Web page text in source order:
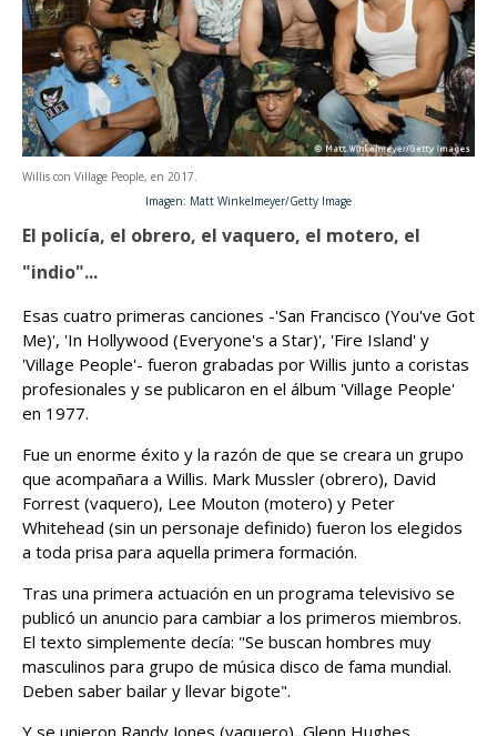
Willis con Village People, en 2017.
Imagen: Matt Winkelmeyer/Getty Image
El policía, el obrero, el vaquero, el motero, el
"indio"...
Esas cuatro primeras canciones -'San Francisco (You've Got
Me)', 'In Hollywood (Everyone's a Star)', 'Fire Island' y
'Village People'- fueron grabadas por Willis junto a coristas
profesionales y se publicaron en el álbum 'Village People'
en 1977.
Fue un enorme éxito y la razón de que se creara un grupo
que acompañara a Willis. Mark Mussler (obrero), David
Forrest (vaquero), Lee Mouton (motero) y Peter
Whitehead (sin un personaje definido) fueron los elegidos
a toda prisa para aquella primera formación.
Tras una primera actuación en un programa televisivo se
publicó un anuncio para cambiar a los primeros miembros.
El texto simplemente decía: "Se buscan hombres muy
masculinos para grupo de música disco de fama mundial.
Deben saber bailar y llevar bigote".
Y se unieron Randy Jones (vaquero), Glenn Hughes